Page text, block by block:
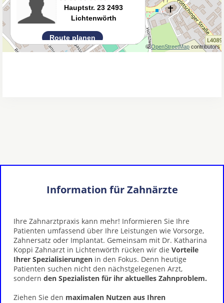
Information für Zahnärzte
Ihre Zahnarztpraxis kann mehr! Informieren Sie Ihre
Patienten umfassend über Ihre Leistungen wie Vorsorge,
Zahnersatz oder Implantat. Gemeinsam mit Dr. Katharina
Koppi Zahnarzt in Lichtenwörth rücken wir die Vorteile
Ihrer Spezialisierungen in den Fokus. Denn heutige
Patienten suchen nicht den nächstgelegenen Arzt,
sondern den Spezialisten für ihr aktuelles Zahnproblem.
Ziehen Sie den maximalen Nutzen aus Ihren